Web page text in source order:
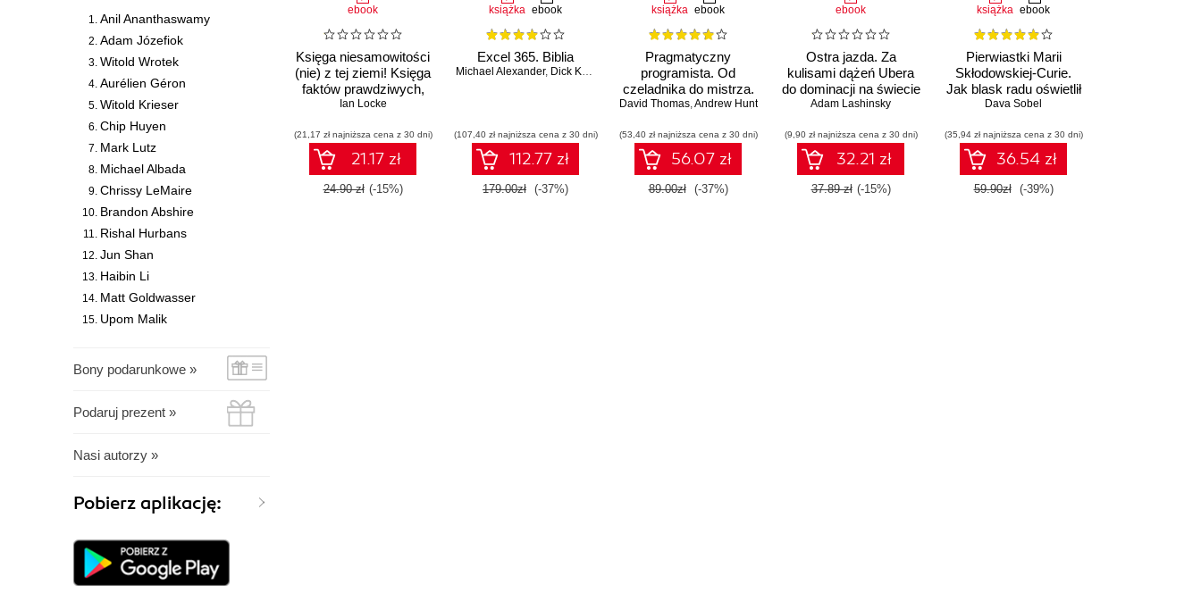
Anil Ananthaswamy
Adam Józefiok
Witold Wrotek
Aurélien Géron
Witold Krieser
Chip Huyen
Mark Lutz
Michael Albada
Chrissy LeMaire
Brandon Abshire
Rishal Hurbans
Jun Shan
Haibin Li
Matt Goldwasser
Upom Malik
Bony podarunkowe »
Podaruj prezent »
Nasi autorzy »
Pobierz aplikację:
ebook
Księga niesamowitości
(nie) z tej ziemi! Księga
faktów prawdziwych,
choć niezwykłych
Ian Locke
(21,17 zł najniższa cena z 30 dni)
21.17 zł
24.90 zł (-15%)
książka ebook
Excel 365. Biblia
Michael Alexander, Dick Kusleika
(107,40 zł najniższa cena z 30 dni)
112.77 zł
179.00zł (-37%)
książka ebook
Pragmatyczny
programista. Od
czeladnika do mistrza.
Wydanie II
David Thomas,Andrew Hunt
(53,40 zł najniższa cena z 30 dni)
56.07 zł
89.00zł (-37%)
ebook
Ostra jazda. Za
kulisami dążeń Ubera
do dominacji na świecie
Adam Lashinsky
(9,90 zł najniższa cena z 30 dni)
32.21 zł
37.89 zł (-15%)
książka ebook
Pierwiastki Marii
Skłodowskiej-Curie.
Jak blask radu oświetlił
drogę kobietom w
Dava Sobel
(35,94 zł najniższa cena z 30 dni)
36.54 zł
59.90zł (-39%)